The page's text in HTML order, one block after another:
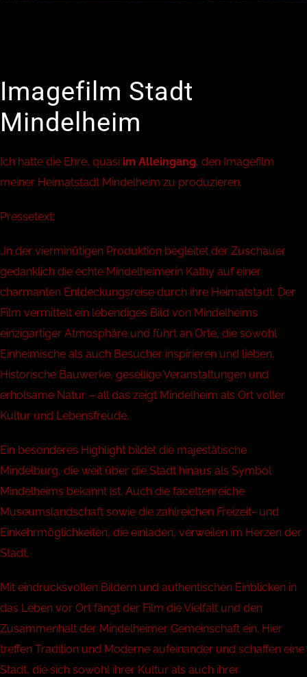
Imagefilm Stadt
Mindelheim
Ich hatte die Ehre, quasi im Alleingang, den Imagefilm
meiner Heimatstadt Mindelheim zu produzieren.
Pressetext:
„In der vierminütigen Produktion begleitet der Zuschauer
gedanklich die echte Mindelheimerin Kathy auf einer
charmanten Entdeckungsreise durch ihre Heimatstadt. Der
Film vermittelt ein lebendiges Bild von Mindelheims
einzigartiger Atmosphäre und führt an Orte, die sowohl
Einheimische als auch Besucher inspirieren und lieben.
Historische Bauwerke, gesellige Veranstaltungen und
erholsame Natur – all das zeigt Mindelheim als Ort voller
Kultur und Lebensfreude.
Ein besonderes Highlight bildet die majestätische
Mindelburg, die weit über die Stadt hinaus als Symbol
Mindelheims bekannt ist. Auch die facettenreiche
Museumslandschaft sowie die zahlreichen Freizeit- und
Einkehrmöglichkeiten, die einladen, verweilen im Herzen der
Stadt.
Mit eindrucksvollen Bildern und authentischen Einblicken in
das Leben vor Ort fängt der Film die Vielfalt und den
Zusammenhalt der Mindelheimer Gemeinschaft ein. Hier
treffen Tradition und Moderne aufeinander und schaffen eine
Stadt, die sich sowohl ihrer Kultur als auch ihrer